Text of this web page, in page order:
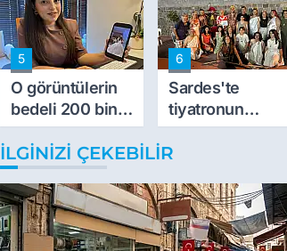
5
O görüntülerin
bedeli 200 bin
TL
6
Sardes'te
tiyatronun
imece ruhu
binlerce yıllık
İLGINIZI ÇEKEBILIR